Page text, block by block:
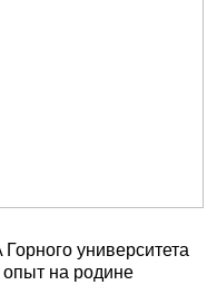
университета
опыт на родине